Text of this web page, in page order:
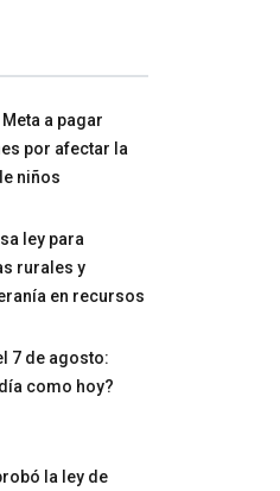
a pagar
por afectar la
niños
ley para
rurales y
en recursos
7 de agosto:
como hoy?
la ley de